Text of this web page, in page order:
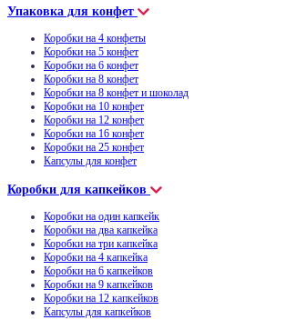
Упаковка для конфет
Коробки на 4 конфеты
Коробки на 5 конфет
Коробки на 6 конфет
Коробки на 8 конфет
Коробки на 8 конфет и шоколад
Коробки на 10 конфет
Коробки на 12 конфет
Коробки на 16 конфет
Коробки на 25 конфет
Капсулы для конфет
Коробки для капкейков
Коробки на один капкейк
Коробки на два капкейка
Коробки на три капкейка
Коробки на 4 капкейка
Коробки на 6 капкейков
Коробки на 9 капкейков
Коробки на 12 капкейков
Капсулы для капкейков